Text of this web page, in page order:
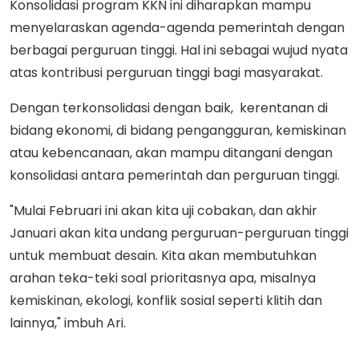
Konsolidasi program KKN ini diharapkan mampu
menyelaraskan agenda-agenda pemerintah dengan
berbagai perguruan tinggi. Hal ini sebagai wujud nyata
atas kontribusi perguruan tinggi bagi masyarakat.
Dengan terkonsolidasi dengan baik, kerentanan di
bidang ekonomi, di bidang pengangguran, kemiskinan
atau kebencanaan, akan mampu ditangani dengan
konsolidasi antara pemerintah dan perguruan tinggi.
"Mulai Februari ini akan kita uji cobakan, dan akhir
Januari akan kita undang perguruan-perguruan tinggi
untuk membuat desain. Kita akan membutuhkan
arahan teka-teki soal prioritasnya apa, misalnya
kemiskinan, ekologi, konflik sosial seperti klitih dan
lainnya," imbuh Ari.